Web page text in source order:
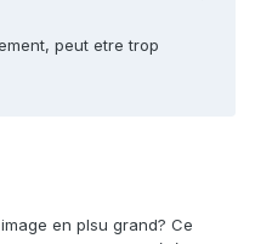
peut etre trop
en plsu grand? Ce